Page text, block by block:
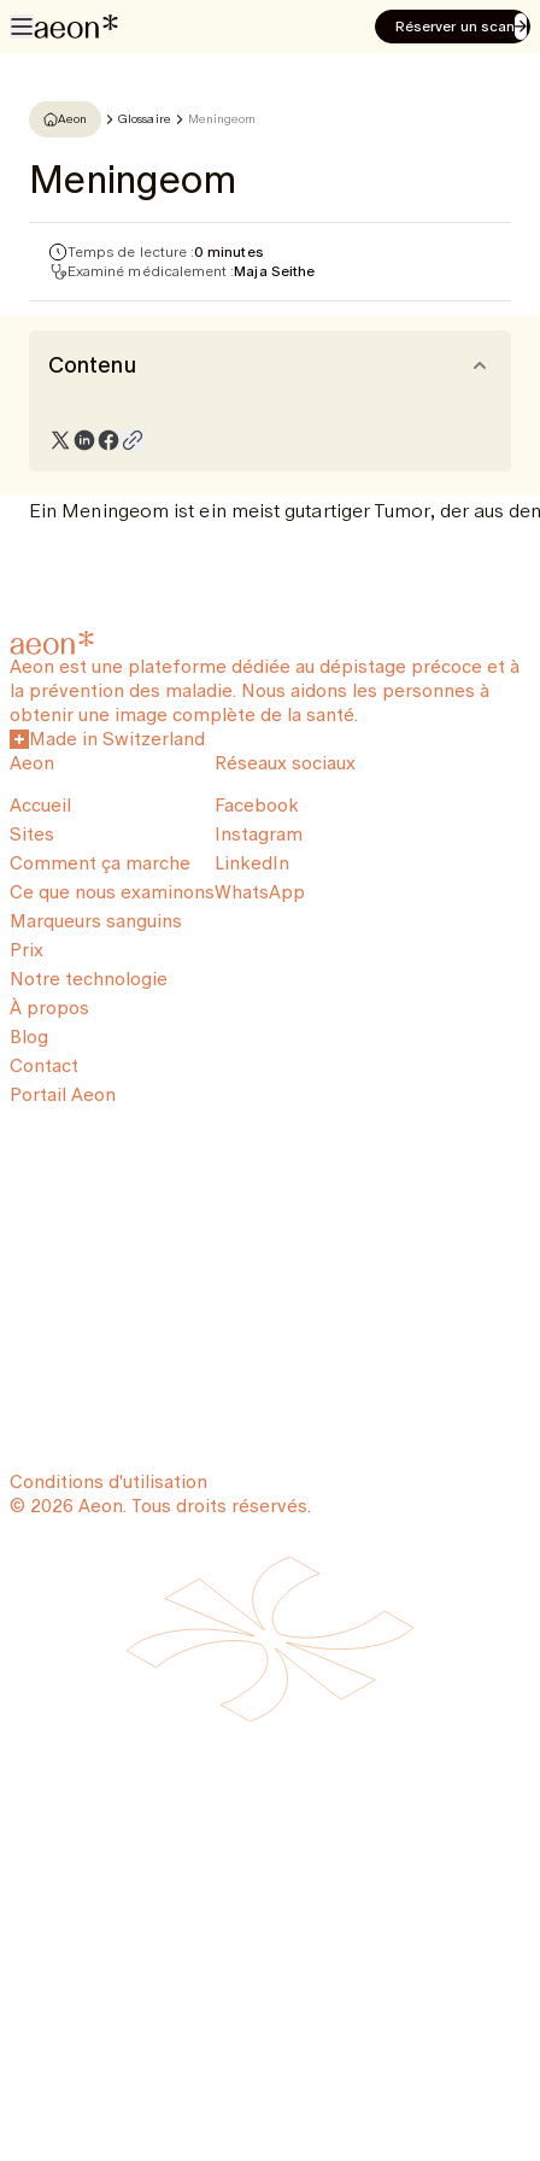
Réserver un scan
Aeon Glossaire Meningeom
Meningeom
Temps de lecture :0 minutes
Examiné médicalement :Maja Seithe
Contenu
Ein Meningeom ist ein meist gutartiger Tumor, der aus
Aeon est une plateforme dédiée au dépistage précoce et à
la prévention des maladie. Nous aidons les personnes à
obtenir une image complète de la santé.
Made in Switzerland
Aeon
Accueil
Sites
Comment ça marche
Ce que nous examinons
Marqueurs sanguins
Prix
Notre technologie
À propos
Blog
Contact
Portail Aeon
Réseaux sociaux
Facebook
Instagram
LinkedIn
WhatsApp
Conditions d'utilisation
© 2026 Aeon. Tous droits réservés.